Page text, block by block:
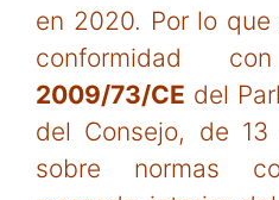
en 2020. Por lo
conformidad
2009/73/CE del
del Consejo, de
sobre normas